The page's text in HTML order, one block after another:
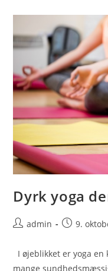
Dyrk yoga
Postadmin
Post9.
I øjeblikket er yoga
mange